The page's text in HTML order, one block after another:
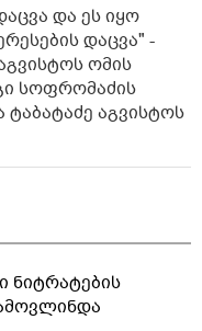
და ეს იყო
დაცვა" -
ომის
სოფრომაძის
აგვისტოს
ნიტრატების